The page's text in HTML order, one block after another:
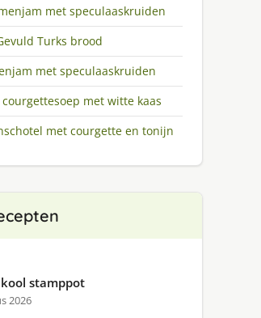
met speculaaskruiden
Turks brood
met speculaaskruiden
met witte kaas
met courgette en tonijn
stamppot
2026